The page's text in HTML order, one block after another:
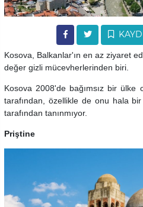
Kosova, Balkanlar'ın en az ziyaret
değer gizli mücevherlerinden biri.
Kosova 2008'de bağımsız bir
tarafından, özellikle de onu hala
tarafından tanınmıyor.
Priştine